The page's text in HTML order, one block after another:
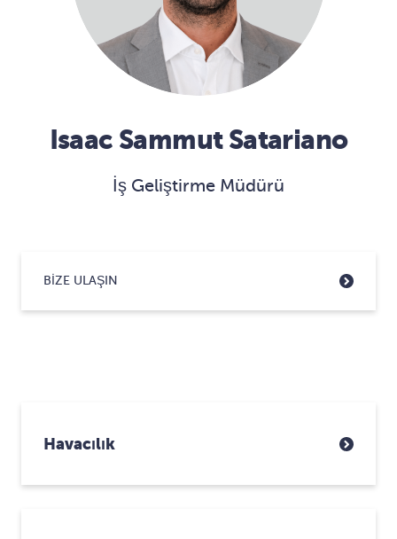
Isaac Sammut Satariano
İş Geliştirme Müdürü
BIZE ULAŞIN
Havacılık